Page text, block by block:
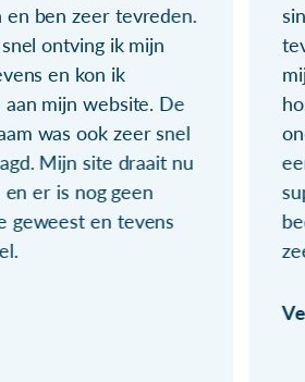
en ben zeer tevreden.
ontving ik mijn
en kon ik
aan mijn website. De
was ook zeer snel
Mijn site draait nu
er is nog geen
geweest en tevens